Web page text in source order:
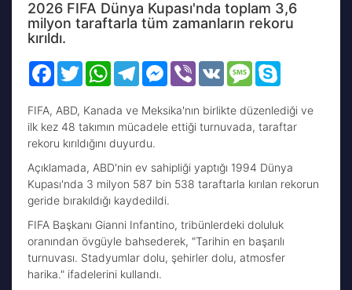
2026 FIFA Dünya Kupası'nda toplam 3,6
milyon taraftarla tüm zamanların rekoru
kırıldı.
Facebook
TwitterWhatsAppTelegramMessenger
Viber VK Message
FIFA, ABD, Kanada ve Meksika'nın birlikte düzenlediği ve
ilk kez 48 takımın mücadele ettiği turnuvada, taraftar
rekoru kırıldığını duyurdu.
Açıklamada, ABD'nin ev sahipliği yaptığı 1994 Dünya
Kupası'nda 3 milyon 587 bin 538 taraftarla kırılan rekorun
geride bırakıldığı kaydedildi.
FIFA Başkanı Gianni Infantino, tribünlerdeki doluluk
oranından övgüyle bahsederek, "Tarihin en başarılı
turnuvası. Stadyumlar dolu, şehirler dolu, atmosfer
harika." ifadelerini kullandı.